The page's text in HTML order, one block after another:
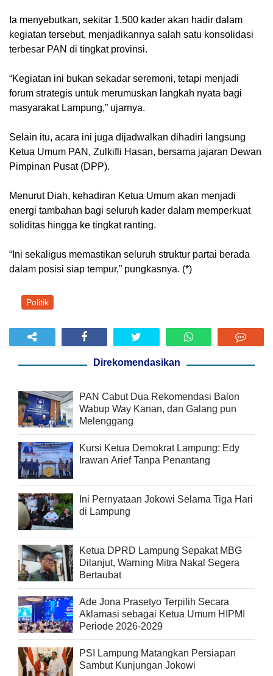
Ia menyebutkan, sekitar 1.500 kader akan hadir dalam
kegiatan tersebut, menjadikannya salah satu konsolidasi
terbesar PAN di tingkat provinsi.
“Kegiatan ini bukan sekadar seremoni, tetapi menjadi
forum strategis untuk merumuskan langkah nyata bagi
masyarakat Lampung,” ujarnya.
Selain itu, acara ini juga dijadwalkan dihadiri langsung
Ketua Umum PAN, Zulkifli Hasan, bersama jajaran Dewan
Pimpinan Pusat (DPP).
Menurut Diah, kehadiran Ketua Umum akan menjadi
energi tambahan bagi seluruh kader dalam memperkuat
soliditas hingga ke tingkat ranting.
“Ini sekaligus memastikan seluruh struktur partai berada
dalam posisi siap tempur,” pungkasnya. (*)
Politik
Direkomendasikan
PAN Cabut Dua Rekomendasi Balon
Wabup Way Kanan, dan Galang pun
Melenggang
Kursi Ketua Demokrat Lampung: Edy
Irawan Arief Tanpa Penantang
Ini Pernyataan Jokowi Selama Tiga Hari
di Lampung
Ketua DPRD Lampung Sepakat MBG
Dilanjut, Warning Mitra Nakal Segera
Bertaubat
Ade Jona Prasetyo Terpilih Secara
Aklamasi sebagai Ketua Umum HIPMI
Periode 2026-2029
PSI Lampung Matangkan Persiapan
Sambut Kunjungan Jokowi